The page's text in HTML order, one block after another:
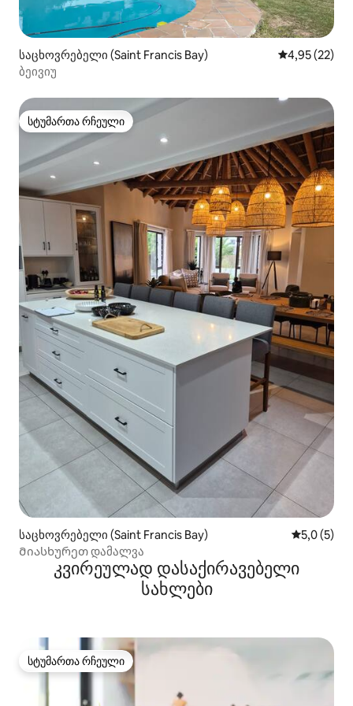
საცხოვრებელი (Saint Francis Bay) საშუალო
4,95 (22)
ბეივიუ
სტუმართა რჩეული
სტუმართა რჩეული
საცხოვრებელი (Saint Francis Bay) საშუალო
5,0 (5)
Მიასხურეთ დამალვა
კვირეულად დასაქირავებელი
სახლები
სტუმართა რჩეული
სტუმართა რჩეული